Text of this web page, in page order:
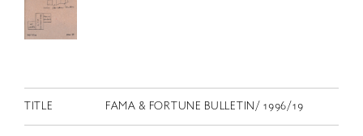
CONTACT
JP
TITLE FAMA & FORTUNE BULLETIN/ 1996/19